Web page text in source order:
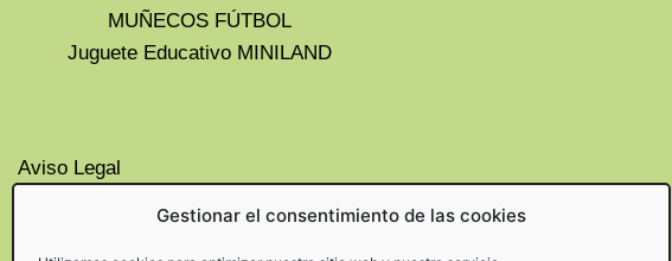
Gestionar el consentimiento de las cookies
MUÑECOS FÚTBOL
Juguete Educativo MINILAND
Aviso Legal